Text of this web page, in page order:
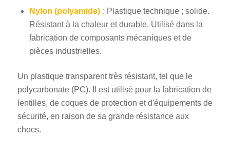
Nylon (polyamide) : Plastique technique ; solide.
Résistant à la chaleur et durable. Utilisé dans la
fabrication de composants mécaniques et de
pièces industrielles.
Un plastique transparent très résistant, tel que le
polycarbonate (PC). Il est utilisé pour la fabrication de
lentilles, de coques de protection et d'équipements de
sécurité, en raison de sa grande résistance aux
chocs.